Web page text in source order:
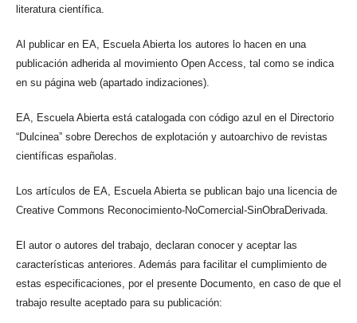
literatura científica.
Al publicar en EA, Escuela Abierta los autores lo hacen en una
publicación adherida al movimiento Open Access, tal como se indica
en su página web (apartado indizaciones).
EA, Escuela Abierta está catalogada con código azul en el Directorio
“Dulcinea” sobre Derechos de explotación y autoarchivo de revistas
científicas españolas.
Los artículos de EA, Escuela Abierta se publican bajo una licencia de
Creative Commons Reconocimiento-NoComercial-SinObraDerivada.
El autor o autores del trabajo, declaran conocer y aceptar las
características anteriores. Además para facilitar el cumplimiento de
estas especificaciones, por el presente Documento, en caso de que el
trabajo resulte aceptado para su publicación: